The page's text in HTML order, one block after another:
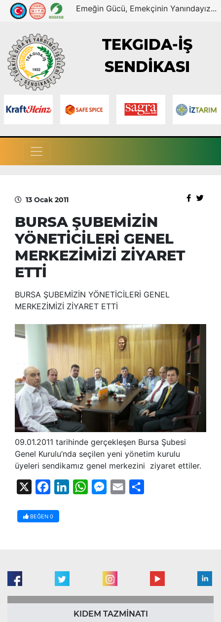
Emeğin Gücü, Emekçinin Yanındayız...
TEKGIDA-İŞ
SENDİKASI
13 Ocak 2011
BURSA ŞUBEMİZİN
YÖNETİCİLERİ GENEL
MERKEZİMİZİ ZİYARET
ETTİ
BURSA ŞUBEMİZİN YÖNETİCİLERİ GENEL
MERKEZİMİZİ ZİYARET ETTİ
09.01.2011 tarihinde gerçekleşen Bursa Şubesi
Genel Kurulu’nda seçilen yeni yönetim kurulu
üyeleri sendikamız genel merkezini ziyaret ettiler.
FacebookLinkedInWhatsAppMessenger
Email
BEĞEN 0
KIDEM TAZMİNATI